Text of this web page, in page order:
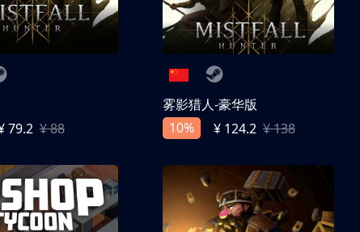
79.2 ¥ 88
雾影猎人-豪华版
10%
¥ 124.2 ¥ 138